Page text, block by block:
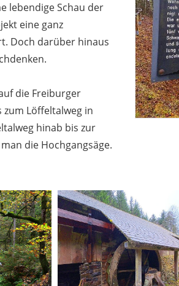
lebendige Schau der
eine ganz
Doch darüber hinaus
die Freiburger
Löffeltalweg in
hinab bis zur
die Hochgangsäge.